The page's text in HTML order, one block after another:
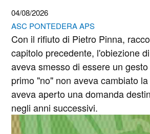
04/08/2026
ASC PONTEDERA APS
Con il rifiuto di Pietro Pinna,
capitolo precedente, l'obiezione
aveva smesso di essere un
primo "no" non aveva cambiato
aveva aperto una domanda
negli anni successivi.